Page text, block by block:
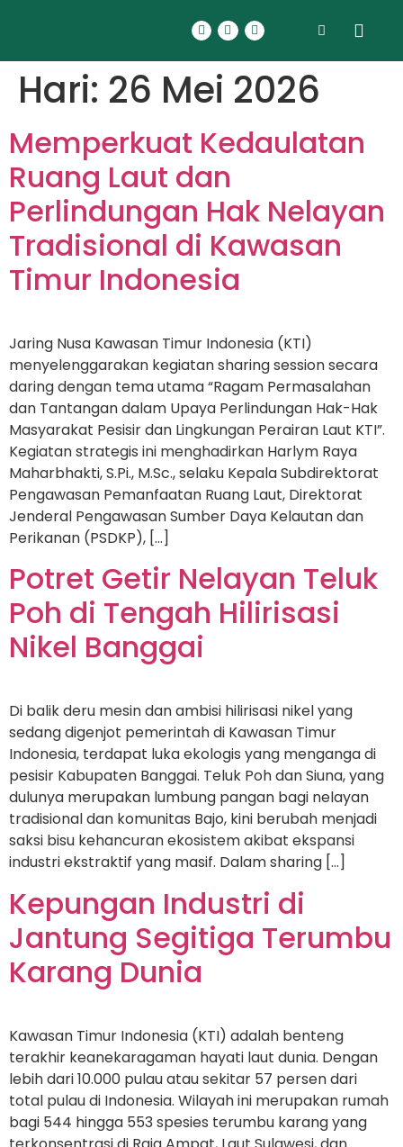
Hari: 26 Mei 2026
Memperkuat Kedaulatan
Ruang Laut dan
Perlindungan Hak Nelayan
Tradisional di Kawasan
Timur Indonesia
Jaring Nusa Kawasan Timur Indonesia (KTI)
menyelenggarakan kegiatan sharing session secara
daring dengan tema utama “Ragam Permasalahan
dan Tantangan dalam Upaya Perlindungan Hak-Hak
Masyarakat Pesisir dan Lingkungan Perairan Laut KTI”.
Kegiatan strategis ini menghadirkan Harlym Raya
Maharbhakti, S.Pi., M.Sc., selaku Kepala Subdirektorat
Pengawasan Pemanfaatan Ruang Laut, Direktorat
Jenderal Pengawasan Sumber Daya Kelautan dan
Perikanan (PSDKP), […]
Potret Getir Nelayan Teluk
Poh di Tengah Hilirisasi
Nikel Banggai
Di balik deru mesin dan ambisi hilirisasi nikel yang
sedang digenjot pemerintah di Kawasan Timur
Indonesia, terdapat luka ekologis yang menganga di
pesisir Kabupaten Banggai. Teluk Poh dan Siuna, yang
dulunya merupakan lumbung pangan bagi nelayan
tradisional dan komunitas Bajo, kini berubah menjadi
saksi bisu kehancuran ekosistem akibat ekspansi
industri ekstraktif yang masif. Dalam sharing […]
Kepungan Industri di
Jantung Segitiga Terumbu
Karang Dunia
Kawasan Timur Indonesia (KTI) adalah benteng
terakhir keanekaragaman hayati laut dunia. Dengan
lebih dari 10.000 pulau atau sekitar 57 persen dari
total pulau di Indonesia. Wilayah ini merupakan rumah
bagi 544 hingga 553 spesies terumbu karang yang